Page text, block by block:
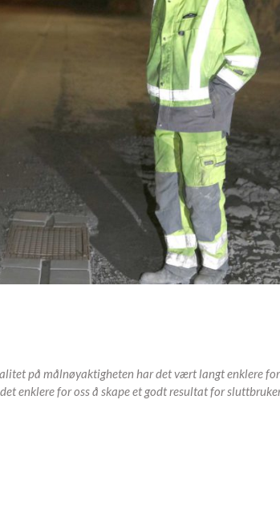
på målnøyaktigheten har det vært langt enklere for
enklere for oss å skape et godt resultat for